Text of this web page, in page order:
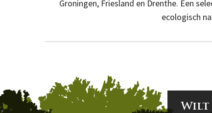
Groningen, Friesland en Drenthe. Een
ecologisch
Wilt